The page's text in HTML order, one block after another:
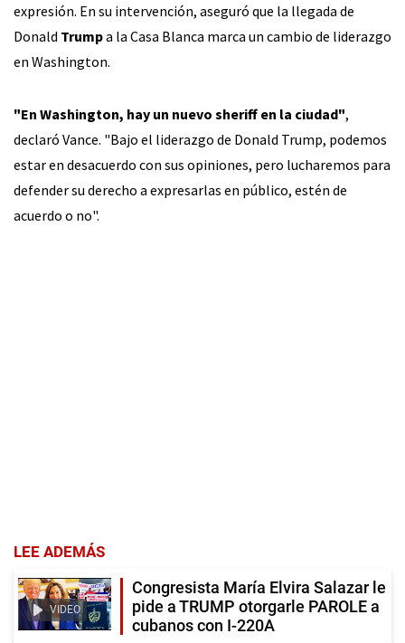
expresión. En su intervención, aseguró que la llegada de
Donald Trumpa la Casa Blanca marca un cambio de liderazgo
en Washington.
"En Washington, hay un nuevo sheriff en la ciudad",
declaró Vance. "Bajo el liderazgo de Donald Trump, podemos
estar en desacuerdo con sus opiniones, pero lucharemos para
defender su derecho a expresarlas en público, estén de
acuerdo o no".
LEE ADEMÁS
VIDEO
Congresista María Elvira Salazar le
pide a TRUMP otorgarle PAROLE a
cubanos con I-220A